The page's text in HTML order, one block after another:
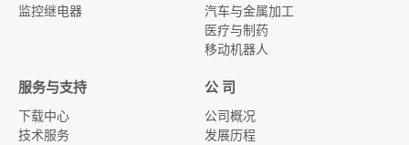
监控继电器
汽车与金属加工
医疗与制药
移动机器人
服务与支持
下载中心
技术服务
公 司
公司概况
发展历程